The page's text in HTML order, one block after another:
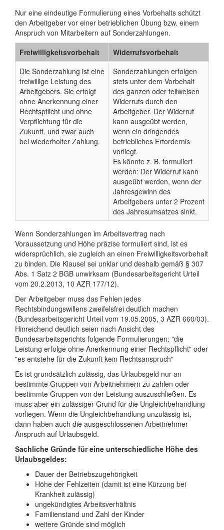
Nur eine eindeutige Formulierung eines Vorbehalts schützt
den Arbeitgeber vor einer betrieblichen Übung bzw. einem
Anspruch von Mitarbeitern auf Sonderzahlungen.
Freiwilligkeitsvorbehalt
Widerrufsvorbehalt
Die Sonderzahlung ist eine
freiwillige Leistung des
Arbeitgebers. Sie erfolgt
ohne Anerkennung einer
Rechtspflicht und ohne
Verpflichtung für die
Zukunft, und zwar auch
bei wiederholter Zahlung.
Sonderzahlungen erfolgen
stets unter dem Vorbehalt
des ganzen oder teilweisen
Widerrufs durch den
Arbeitgeber. Der Widerruf
kann ausgeübt werden,
wenn ein dringendes
betriebliches Erfordernis
vorliegt.
Es könnte z. B. formuliert
werden: Der Widerruf kann
ausgeübt werden, wenn der
Jahresgewinn des
Arbeitgebers unter 2 Prozent
des Jahresumsatzes sinkt.
Wenn Sonderzahlungen im Arbeitsvertrag nach
Voraussetzung und Höhe präzise formuliert sind, ist es
widersprüchlich, sie zugleich an einen Freiwilligkeitsvorbehalt
zu binden. Die Klausel sei unklar und deshalb gemäß § 307
Abs. 1 Satz 2 BGB unwirksam (Bundesarbeitsgericht Urteil
vom 20.2.2013, 10 AZR 177/12).
Der Arbeitgeber muss das Fehlen jedes
Rechtsbindungswillens zweifelsfrei deutlich machen
(Bundesarbeitsgericht Urteil vom 19.05.2005, 3 AZR 660/03).
Hinreichend deutlich seien nach Ansicht des
Bundesarbeitsgerichts folgende Formulierungen: "die
Leistung erfolge ohne Anerkennung einer Rechtspflicht" oder
"es entstehe für die Zukunft kein Rechtsanspruch"
Es ist grundsätzlich zulässig, das Urlaubsgeld nur an
bestimmte Gruppen von Arbeitnehmern zu zahlen oder
bestimmte Gruppen von der Leistung auszuschließen. Es
muss aber ein zulässiger Grund für die Ungleichbehandlung
vorliegen. Wenn die Ungleichbehandlung unzulässig ist,
dann haben auch die ausgeschlossenen Arbeitnehmer
Anspruch auf Urlaubsgeld.
Sachliche Gründe für eine unterschiedliche Höhe des
Urlaubsgeldes:
Dauer der Betriebszugehörigkeit
Höhe der Fehlzeiten (damit ist eine Kürzung bei
Krankheit zulässig)
ungekündigtes Arbeitsverhältnis
Familienstand und Zahl der Kinder
weitere Gründe sind möglich